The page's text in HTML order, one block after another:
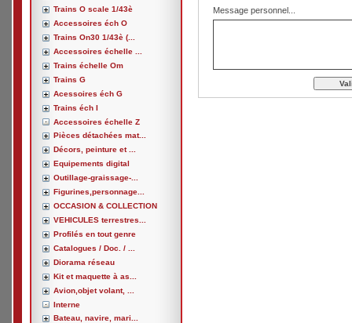
Trains O scale 1/43è
Accessoires éch O
Trains On30 1/43è (...
Accessoires échelle ...
Trains échelle Om
Trains G
Acessoires éch G
Trains éch I
Accessoires échelle Z
Pièces détachées mat...
Décors, peinture et ...
Equipements digital
Outillage-graissage-...
Figurines,personnage...
OCCASION & COLLECTION
VEHICULES terrestres...
Profilés en tout genre
Catalogues / Doc. / ...
Diorama réseau
Kit et maquette à as...
Avion,objet volant, ...
Interne
Bateau, navire, mari...
Message personnel...